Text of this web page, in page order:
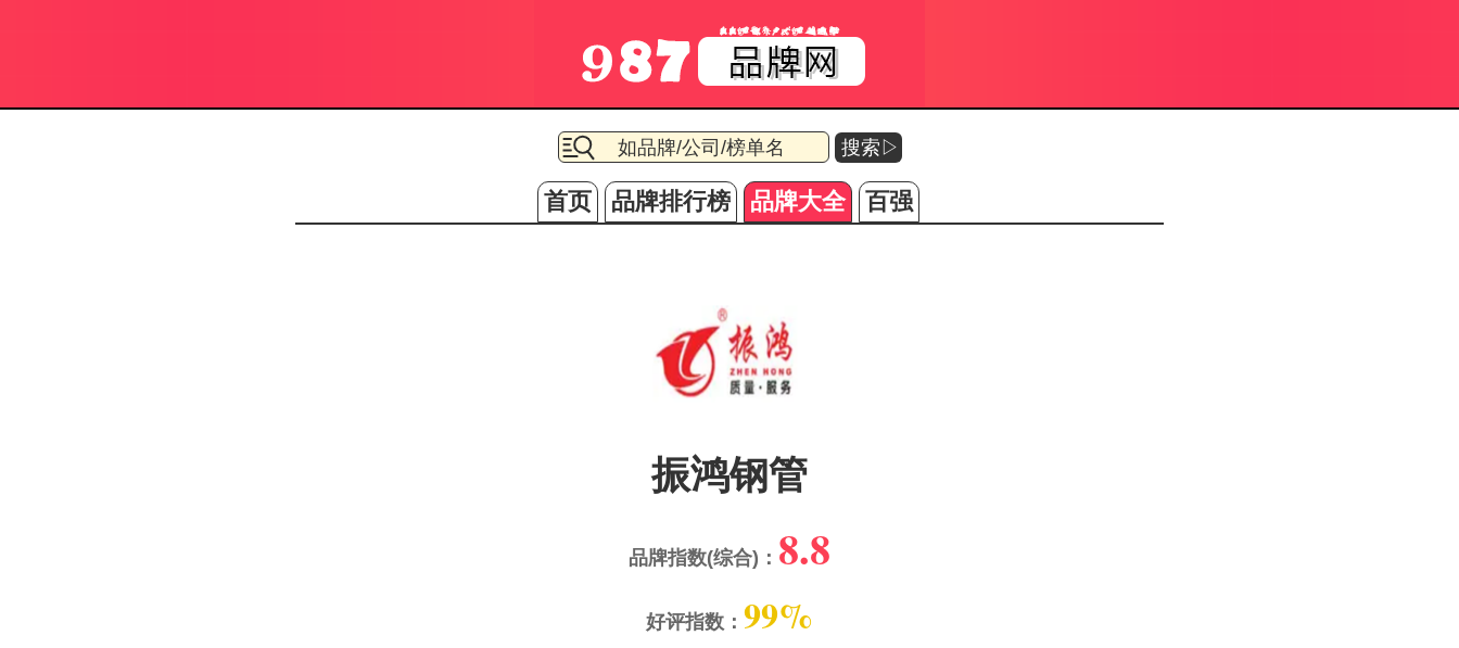
搜索▷
首页 品牌排行榜 品牌大全 百强
振鸿钢管
品牌指数(综合)： 8.8
好评指数： 99%